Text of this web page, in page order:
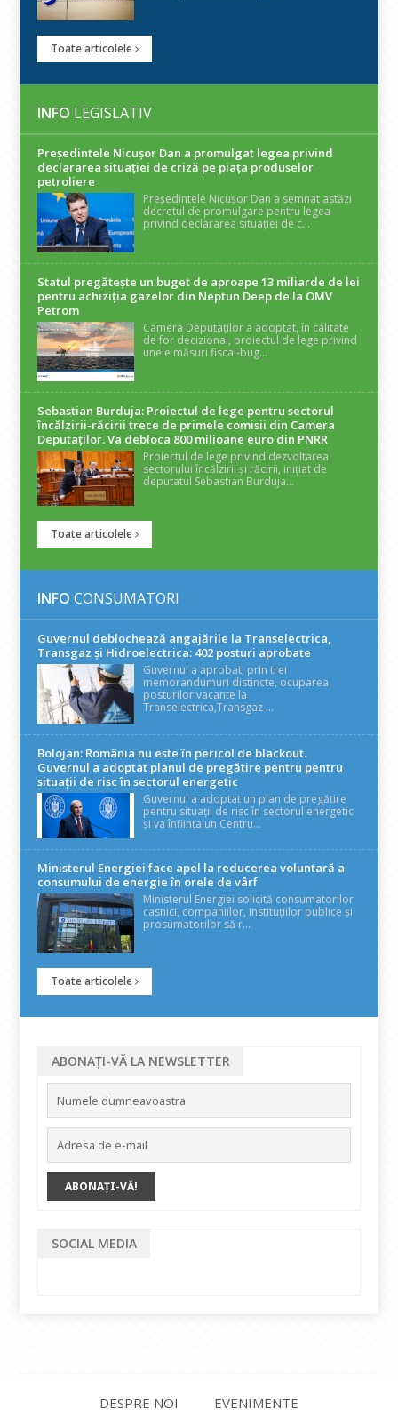
Toate articolele
INFO LEGISLATIV
Președintele Nicuşor Dan a promulgat legea privind
declararea situaţiei de criză pe piaţa produselor
petroliere
Președintele Nicușor Dan a semnat astăzi
decretul de promulgare pentru legea
privind declararea situației de c...
Statul pregătește un buget de aproape 13 miliarde de lei
pentru achiziția gazelor din Neptun Deep de la OMV
Petrom
Camera Deputaților a adoptat, în calitate
de for decizional, proiectul de lege privind
unele măsuri fiscal-bug...
Sebastian Burduja: Proiectul de lege pentru sectorul
încălzirii-răcirii trece de primele comisii din Camera
Deputaților. Va debloca 800 milioane euro din PNRR
Proiectul de lege privind dezvoltarea
sectorului încălzirii și răcirii, inițiat de
deputatul Sebastian Burduja...
Toate articolele
INFO CONSUMATORI
Guvernul deblochează angajările la Transelectrica,
Transgaz și Hidroelectrica: 402 posturi aprobate
Guvernul a aprobat, prin trei
memorandumuri distincte, ocuparea
posturilor vacante la
Transelectrica,Transgaz ...
Bolojan: România nu este în pericol de blackout.
Guvernul a adoptat planul de pregătire pentru pentru
situații de risc în sectorul energetic
Guvernul a adoptat un plan de pregătire
pentru situații de risc în sectorul energetic
și va înființa un Centru...
Ministerul Energiei face apel la reducerea voluntară a
consumului de energie în orele de vârf
Ministerul Energiei solicită consumatorilor
casnici, companiilor, instituțiilor publice și
prosumatorilor să r...
Toate articolele
ABONAȚI-VĂ LA NEWSLETTER
SOCIAL MEDIA
DESPRE NOI
EVENIMENTE